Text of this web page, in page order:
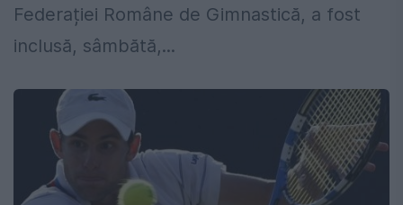
Federației Române de Gimnastică, a fost
inclusă, sâmbătă,...